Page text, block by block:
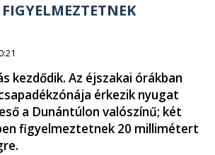
kezdődik. Az éjszakai órákban
érkezik nyugat
a Dunántúlon valószínű; két
figyelmeztetnek 20 millimétert